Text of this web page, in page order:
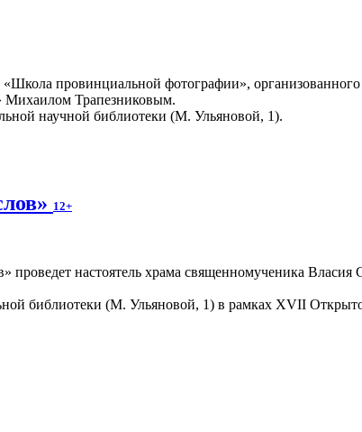
провинциальной фотографии»,
Михаилом Трапезниковым.
научной библиотеки (М. Ульяновой, 1).
12+
проведет настоятель храма священномученика Власия
библиотеки (М. Ульяновой, 1) в рамках XVII